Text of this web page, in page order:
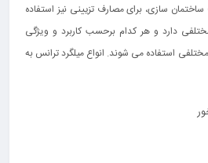
ساختمان‌ سازی، برای مصارف تزیینی نیز استفاده
دارد و هر کدام برحسب کاربرد و ویژگی
استفاده می‌ شوند. انواع میلگرد ترانس به